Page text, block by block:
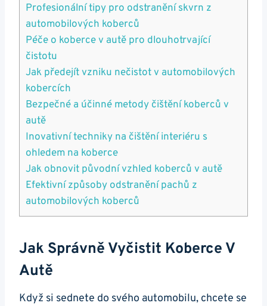
Profesionální tipy pro‌ odstranění skvrn z
automobilových koberců
Péče o koberce v autě pro dlouhotrvající
čistotu
Jak předejít vzniku nečistot‍ v automobilových‌
kobercích
Bezpečné⁣ a ⁢účinné⁣ metody čištění koberců v
autě
Inovativní techniky na ​čištění ⁢interiéru s
ohledem na koberce
Jak ⁢obnovit‍ původní ​vzhled koberců v autě
Efektivní ‍způsoby⁤ odstranění pachů ⁣z
automobilových koberců
Jak⁢ Správně Vyčistit Koberce V
Autě
Když si sednete⁢ do svého automobilu, chcete se